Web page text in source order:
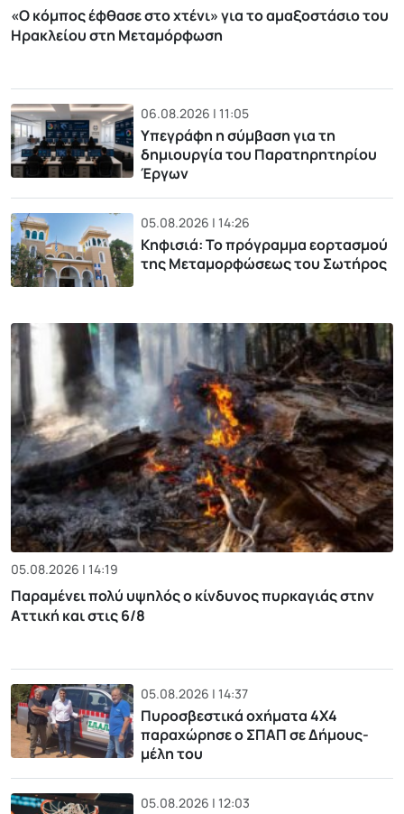
«Ο κόμπος έφθασε στο χτένι» για το αμαξοστάσιο του
Ηρακλείου στη Μεταμόρφωση
06.08.2026 | 11:05
Υπεγράφη η σύμβαση για τη
δημιουργία του Παρατηρητηρίου
Έργων
05.08.2026 | 14:26
Κηφισιά: Το πρόγραμμα εορτασμού
της Μεταμορφώσεως του Σωτήρος
05.08.2026 | 14:19
Παραμένει πολύ υψηλός ο κίνδυνος πυρκαγιάς στην
Αττική και στις 6/8
05.08.2026 | 14:37
Πυροσβεστικά οχήματα 4Χ4
παραχώρησε ο ΣΠΑΠ σε Δήμους-
μέλη του
05.08.2026 | 12:03